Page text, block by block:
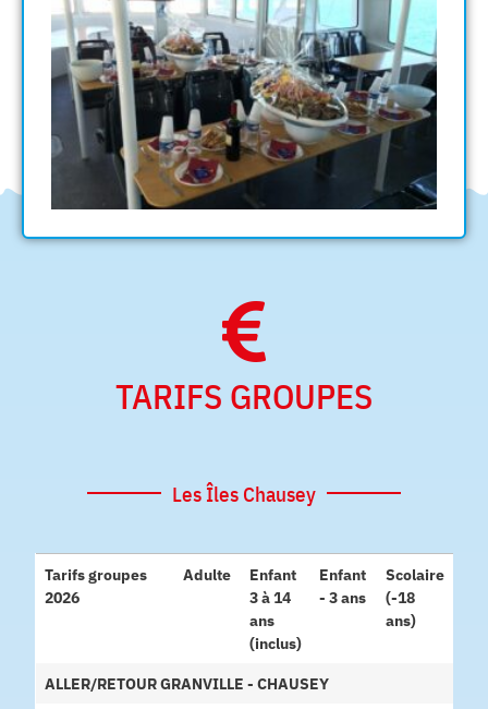
TARIFS GROUPES
Les Îles Chausey
Tarifs groupes
2026
Adulte
Enfant
3 à 14
ans
(inclus)
Enfant
- 3 ans
Scolaire
(-18
ans)
ALLER/RETOUR GRANVILLE - CHAUSEY